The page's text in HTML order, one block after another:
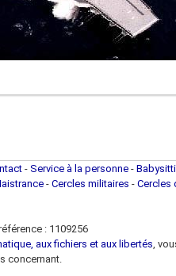
- Service à la personne -
- Cercles militaires - Cercles
: 1109256
aux fichiers et aux libertés,
concernant.